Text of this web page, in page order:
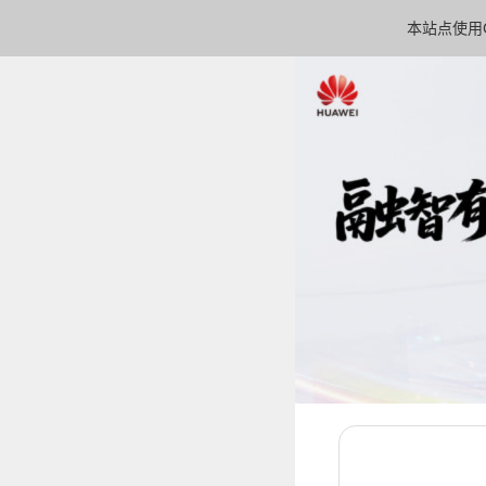
本站点使